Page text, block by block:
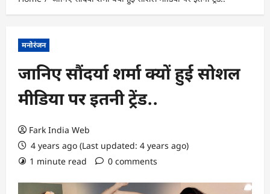
मनोरंजन
जानिए सौंदर्या शर्मा क्यों हुई सोशल
मीडिया पर इतनी ट्रेंड..
Fark India Web
4 years ago (Last updated: 4 years ago)
1 minute read
0 comments